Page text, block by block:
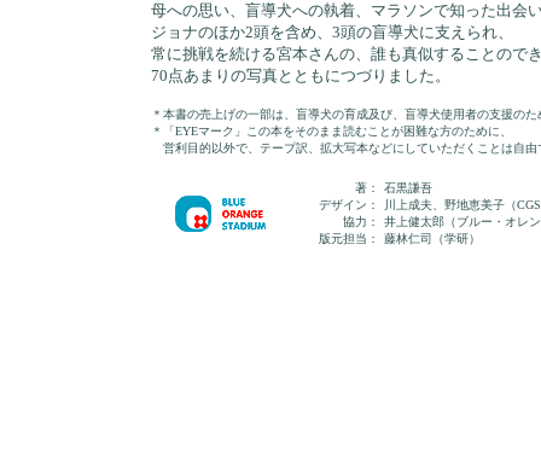
母への思い、盲導犬への執着、マラソンで知った出
ジョナのほか2頭を含め、3頭の盲導犬に支えられ、
常に挑戦を続ける宮本さんの、誰も真似することので
70点あまりの写真とともにつづりました。
＊本書の売上げの一部は、盲導犬の育成及び、盲導犬使用者の支援の
＊「EYEマーク」この本をそのまま読むことが困難な方のために、
営利目的以外で、テープ訳、拡大写本などにしていただくことは自由
著：
デザイン：
協力：
版元担当：
石黒謙吾
川上成夫、野地恵美子（
井上健太郎（ブルー・オレ
藤林仁司（学研）